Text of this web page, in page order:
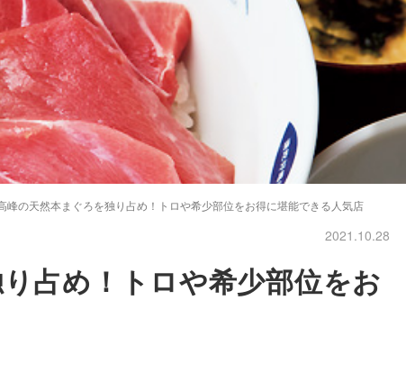
峰の天然本まぐろを独り占め！トロや希少部位をお得に堪能できる人気店
2021.10.28
占め！トロや希少部位をお